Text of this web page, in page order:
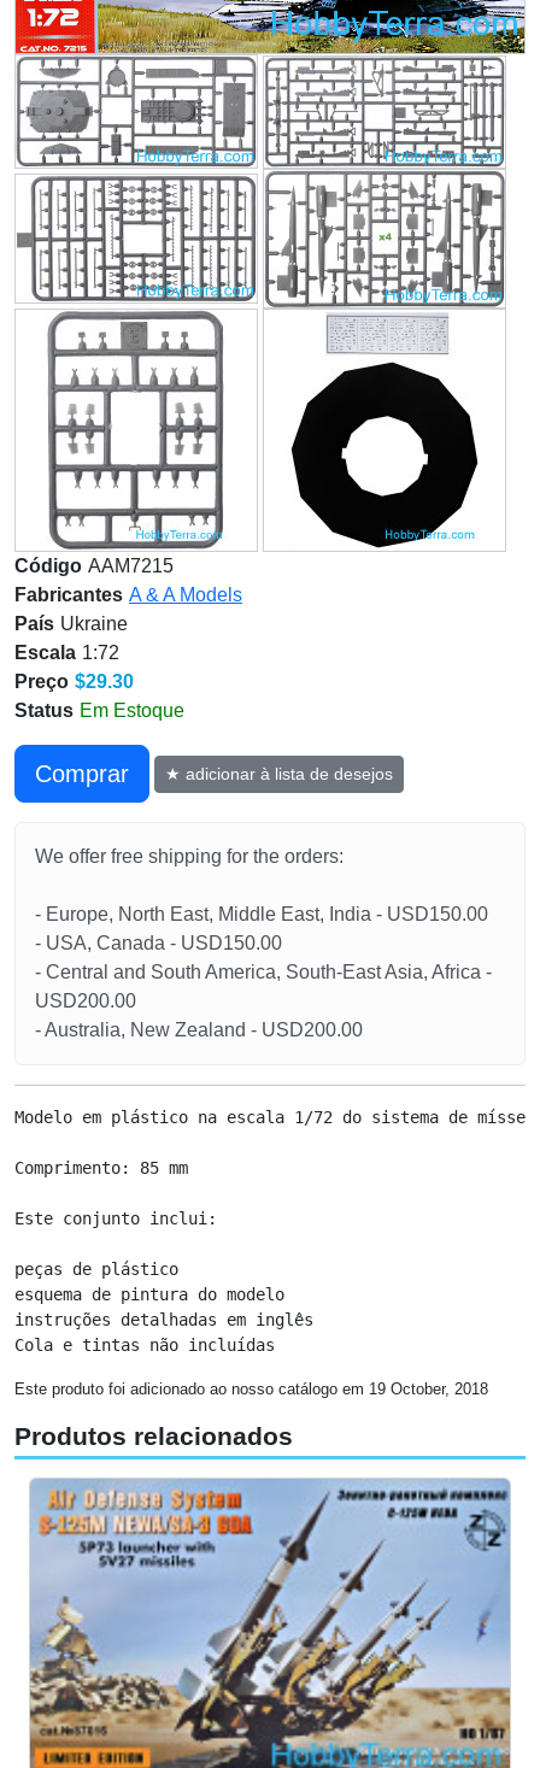
Código AAM7215
Fabricantes A & A Models
País Ukraine
Escala 1:72
Preço $29.30
Status Em Estoque
Сomprar ★ adicionar à lista de desejos
We offer free shipping for the orders:
- Europe, North East, Middle East, India - USD150.00
- USA, Canada - USD150.00
- Central and South America, South-East Asia, Africa -
USD200.00
- Australia, New Zealand - USD200.00
Modelo em plástico na escala 1/72 do sistema de
Comprimento: 85 mm
Este conjunto inclui:
peças de plástico
esquema de pintura do modelo
instruções detalhadas em inglês
Cola e tintas não incluídas
Este produto foi adicionado ao nosso catálogo em 19 October, 2018
Produtos relacionados